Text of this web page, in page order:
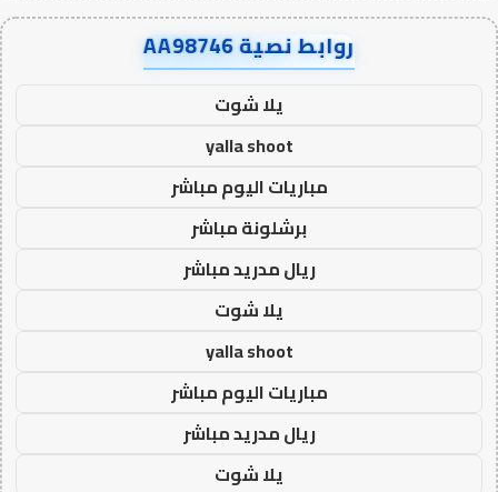
روابط نصية AA98746
يلا شوت
yalla shoot
مباريات اليوم مباشر
برشلونة مباشر
ريال مدريد مباشر
يلا شوت
yalla shoot
مباريات اليوم مباشر
ريال مدريد مباشر
يلا شوت